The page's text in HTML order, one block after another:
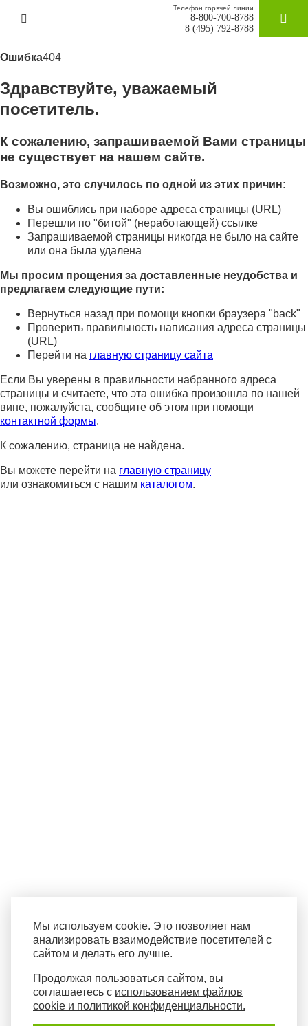
Телефон горячей линии
8-800-700-8788
8 (495) 792-8788
Ошибка404
Здравствуйте, уважаемый
посетитель.
К сожалению, запрашиваемой Вами страницы
не существует на нашем сайте.
Возможно, это случилось по одной из этих причин:
Вы ошиблись при наборе адреса страницы (URL)
Перешли по "битой" (неработающей) ссылке
Запрашиваемой страницы никогда не было на сайте
или она была удалена
Мы просим прощения за доставленные неудобства и
предлагаем следующие пути:
Вернуться назад при помощи кнопки браузера "back"
Проверить правильность написания адреса страницы
(URL)
Перейти на главную страницу сайта
Если Вы уверены в правильности набранного адреса
страницы и считаете, что эта ошибка произошла по нашей
вине, пожалуйста, сообщите об этом при помощи
контактной формы.
К сожалению, страница не найдена.
Вы можете перейти на главную страницу
или ознакомиться с нашим каталогом.
Мы используем cookie. Это позволяет нам
анализировать взаимодействие посетителей с
сайтом и делать его лучше.
Продолжая пользоваться сайтом, вы
соглашаетесь с использованием файлов
cookie и политикой конфиденциальности.